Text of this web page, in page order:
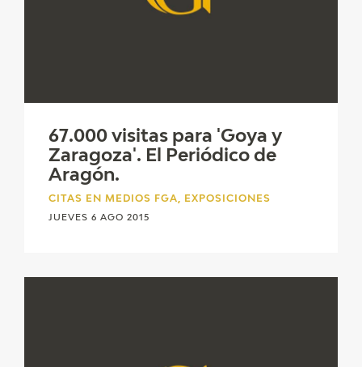
67.000 visitas para 'Goya y
Zaragoza'. El Periódico de
Aragón.
CITAS EN MEDIOS FGA, EXPOSICIONES
JUEVES 6 AGO 2015